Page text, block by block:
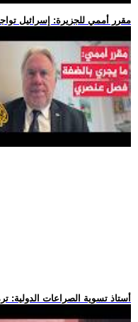
.. مقرر أممي للجزيرة: إسرائيل
.. أستاذ تسوية الصراعات الدولية: